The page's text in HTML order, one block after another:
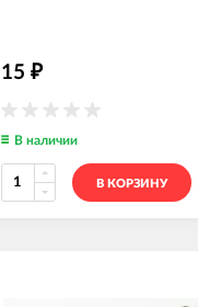
15 ₽
В наличии
В КОРЗИНУ